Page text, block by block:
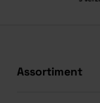
Assortiment